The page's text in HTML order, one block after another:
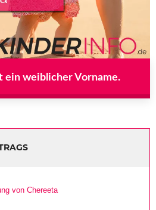
ein weiblicher Vorname.
von Chereeta